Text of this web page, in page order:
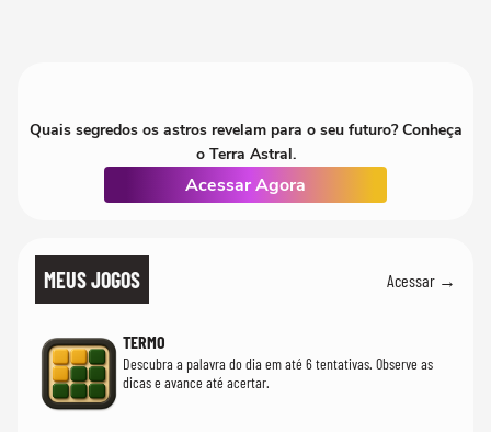
Quais segredos os astros revelam para o seu futuro? Conheça
o Terra Astral.
Acessar Agora
MEUS JOGOS Acessar →
TERMO
Descubra a palavra do dia em até 6 tentativas. Observe as
dicas e avance até acertar.